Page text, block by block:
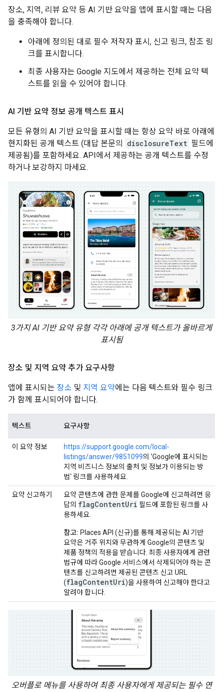
장소, 지역, 리뷰 요약 등 AI 기반 요약을 앱에 표시할 때는 다음
을 충족해야 합니다.
아래에 정의된 대로 필수 저작자 표시, 신고 링크, 참조 링
크를 표시합니다.
최종 사용자는 Google 지도에서 제공하는 전체 요약 텍
스트를 읽을 수 있어야 합니다.
AI 기반 요약 정보 공개 텍스트 표시
모든 유형의 AI 기반 요약을 표시할 때는 항상 요약 바로 아래에
현지화된 공개 텍스트 (대답 본문의
disclosureText 필드에
제공됨)를 포함하세요. API에서 제공하는 공개 텍스트를 수정
하거나 보강하지 마세요.
3가지 AI 기반 요약 유형 각각 아래에 공개 텍스트가 올바르게
표시됨
장소 및 지역 요약 추가 요구사항
앱에 표시되는 장소 및 지역 요약에는 다음 텍스트와 필수 링크
가 함께 표시되어야 합니다.
텍스트 요구사항
이 요약 정보
https://support.google.com/local-
listings/answer/9851099의 'Google에 표시되는
지역 비즈니스 정보의 출처 및 정보가 이용되는 방
법' 링크를 사용하세요.
요약 신고하기
요약 콘텐츠에 관한 문제를 Google에 신고하려면 응
답의 flagContentUri 필드에 포함된 링크를 사
용하세요.
참고: Places API (신규)를 통해 제공되는 AI 기반
요약은 거주 위치와 무관하게 Google의 콘텐츠 및
제품 정책의 적용을 받습니다. 최종 사용자에게 관련
법규에 따라 Google 서비스에서 삭제되어야 하는 콘
텐츠를 신고하려면 제공된 콘텐츠 신고 URL
(flagContentUri)을 사용하여 신고해야 한다고
알려야 합니다.
오버플로 메뉴를 사용하여 최종 사용자에게 제공되는 필수 연